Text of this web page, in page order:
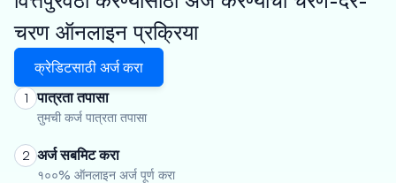
चरण ऑनलाइन प्रक्रिया
क्रेडिटसाठी अर्ज करा
1 पात्रता तपासा
तुमची कर्ज पात्रता तपासा
2 अर्ज सबमिट करा
१००% ऑनलाइन अर्ज पूर्ण करा